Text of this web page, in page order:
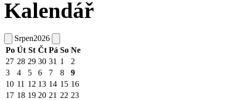
Kalendář
Srpen2026
Po Út St Čt Pá So Ne
27 28 29 30 31 1
2
3
4 5 6 7 8
9
10 11 12 13 14 15 16
17 18 19 20 21 22 23